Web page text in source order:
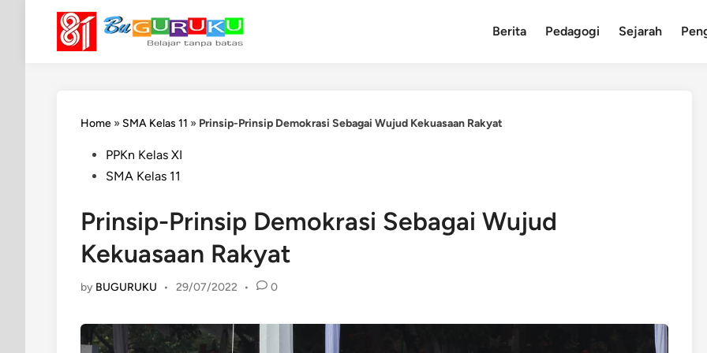
content
Berita Pedagogi Sejarah
Home » SMA Kelas 11 » Prinsip-Prinsip Demokrasi Sebagai Wujud Kekuasaan Rakyat
PostedPPKn Kelas XI
SMA Kelas 11
Prinsip-Prinsip Demokrasi Sebagai Wujud
Kekuasaan Rakyat
by BUGURUKU • 29/07/2022 • 0